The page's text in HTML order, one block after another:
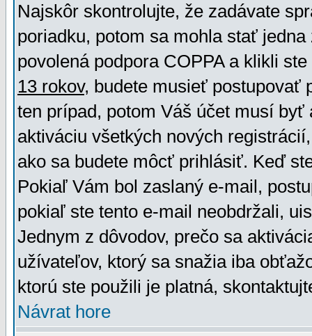
Najskôr skontrolujte, že zadávate
poriadku, potom sa mohla stať
povolená podpora COPPA a klikli
13 rokov, budete musieť postupovať
ten prípad, potom Váš účet musí
aktiváciu všetkých nových
ako sa budete môcť prihlásiť. Keď
Pokiaľ Vám bol zaslaný e-mail,
pokiaľ ste tento e-mail neobdržali,
Jednym z dôvodov, prečo sa
užívateľov, ktorý sa snažia iba
ktorú ste použili je platná,
Návrat hore